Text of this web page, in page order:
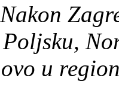
Nakon
u